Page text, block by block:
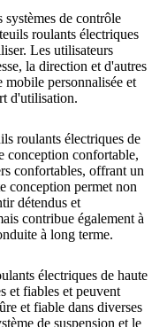
de contrôle
roulants électriques
Les utilisateurs
la direction et d'autres
personnalisée et
d'utilisation.
roulants électriques de
conception confortable,
confortables, offrant un
conception permet non
détendus et
contribue également à
à long terme.
électriques de haute
et fiables et peuvent
et fiable dans diverses
de suspension et le